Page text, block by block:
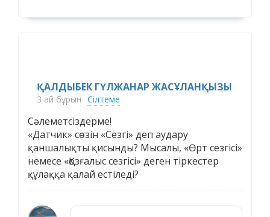
ҚАЛДЫБЕК ГҮЛЖАНАР ЖАСҰЛАНҚЫЗЫ
3 ай бұрын Сілтеме
Сәлеметсіздерме!
«Датчик» сөзін «Сезгі» деп аудару
қаншалықты қисынды? Мысалы, «Өрт сезгісі»
немесе «Қозғалыс сезгісі» деген тіркестер
құлаққа қалай естіледі?